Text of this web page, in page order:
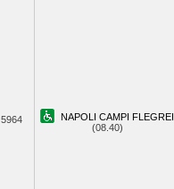
5964
NAPOLI CAMPI FLEGREI
(08.40)